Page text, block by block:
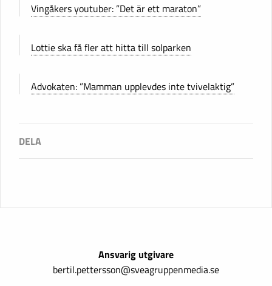
Vingåkers youtuber: ”Det är ett maraton”
Lottie ska få fler att hitta till solparken
Advokaten: ”Mamman upplevdes inte tvivelaktig”
Ansvarig utgivare
bertil.pettersson@sveagruppenmedia.se